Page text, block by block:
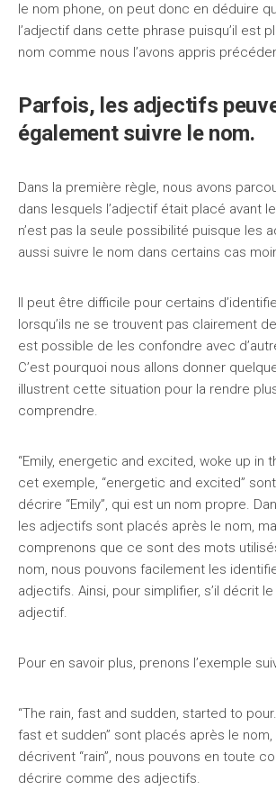
le nom phone, on peut donc en déduire
l’adjectif dans cette phrase puisqu’il est
nom comme nous l’avons appris
Parfois, les adjectifs
également suivre le nom.
Dans la première règle, nous avons
dans lesquels l’adjectif était placé avant
n’est pas la seule possibilité puisque les
aussi suivre le nom dans certains cas
Il peut être difficile pour certains
lorsqu’ils ne se trouvent pas clairement
est possible de les confondre avec
C’est pourquoi nous allons donner
illustrent cette situation pour la rendre
comprendre.
“Emily, energetic and excited, woke up in
cet exemple, “energetic and excited”
décrire “Emily”, qui est un nom propre.
les adjectifs sont placés après le nom,
comprenons que ce sont des mots
nom, nous pouvons facilement les
adjectifs. Ainsi, pour simplifier, s’il décrit le
adjectif.
Pour en savoir plus, prenons l’exemple
“The rain, fast and sudden, started to
fast et sudden” sont placés après le
décrivent “rain”, nous pouvons en toute
décrire comme des adjectifs.